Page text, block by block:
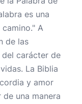
es una
A
de las
del carácter de
La Biblia
y amor
una manera